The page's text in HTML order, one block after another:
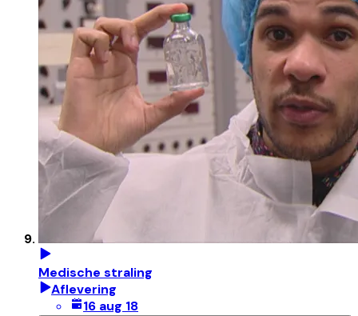
Medische straling
Aflevering
16 aug 18